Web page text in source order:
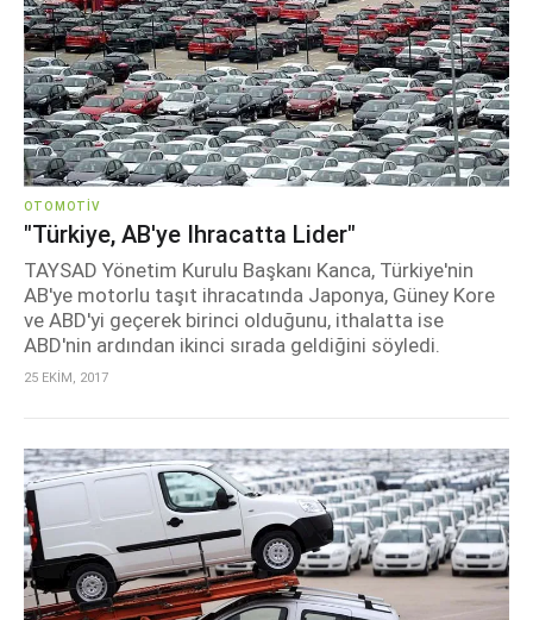
OTOMOTIV
"Türkiye, AB'ye Ihracatta Lider"
TAYSAD Yönetim Kurulu Başkanı Kanca, Türkiye'nin
AB'ye motorlu taşıt ihracatında Japonya, Güney Kore
ve ABD'yi geçerek birinci olduğunu, ithalatta ise
ABD'nin ardından ikinci sırada geldiğini söyledi.
25 EKİM, 2017